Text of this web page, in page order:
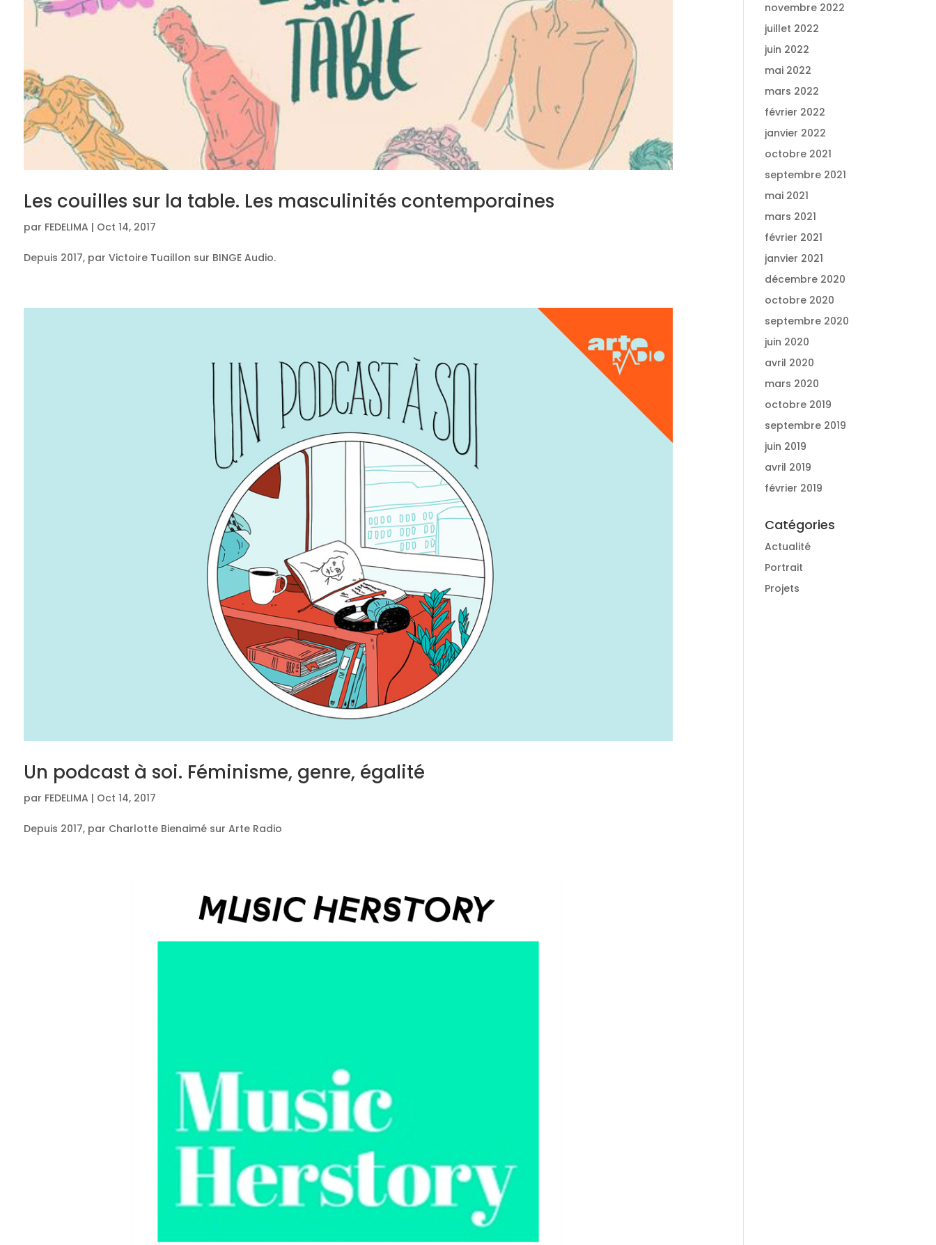
Les couilles sur la table. Les masculinités contemporaines
par FEDELIMA | Oct 14, 2017
Depuis 2017, par Victoire Tuaillon sur BINGE Audio.
Un podcast à soi. Féminisme, genre, égalité
par FEDELIMA | Oct 14, 2017
Depuis 2017, par Charlotte Bienaimé sur Arte Radio
novembre 2022
juillet 2022
juin 2022
mai 2022
mars 2022
février 2022
janvier 2022
octobre 2021
septembre 2021
mai 2021
mars 2021
février 2021
janvier 2021
décembre 2020
octobre 2020
septembre 2020
juin 2020
avril 2020
mars 2020
octobre 2019
septembre 2019
juin 2019
avril 2019
février 2019
Catégories
Actualité
Portrait
Projets